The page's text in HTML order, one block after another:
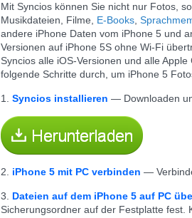
Mit Syncios können Sie nicht nur Fotos,
Musikdateien, Filme, E-Books
andere iPhone Daten vom iPhone 5 und
Versionen auf iPhone 5S ohne Wi-Fi
Syncios alle iOS-Versionen und alle
folgende Schritte durch, um iPhone 5
1. Syncios installieren — Downloaden
2. iPhone 5 mit PC verbinden —
3. Dateien auf dem iPhone 5 auf PC
Sicherungsordner auf der Festplatte fest.